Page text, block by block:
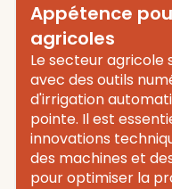
Appétence
agricoles
Le secteur
avec des outils
d'irrigation
pointe. Il est
innovations
des machines et
pour optimiser la